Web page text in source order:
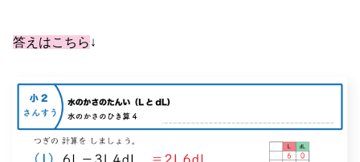
答えはこちら ↓